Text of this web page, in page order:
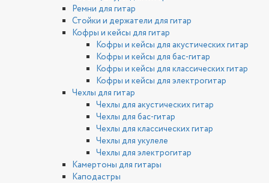
Ремни для гитар
Стойки и держатели для гитар
Кофры и кейсы для гитар
Кофры и кейсы для акустических гитар
Кофры и кейсы для бас-гитар
Кофры и кейсы для классических гитар
Кофры и кейсы для электрогитар
Чехлы для гитар
Чехлы для акустических гитар
Чехлы для бас-гитар
Чехлы для классических гитар
Чехлы для укулеле
Чехлы для электрогитар
Камертоны для гитары
Каподастры